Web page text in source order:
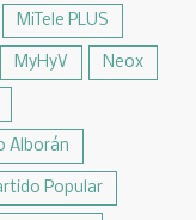
MiTele PLUS
MyHyV Neox
Alborán
Popular